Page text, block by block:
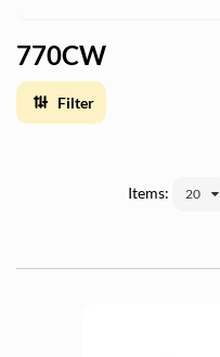
770CW
Filter
Items: 20